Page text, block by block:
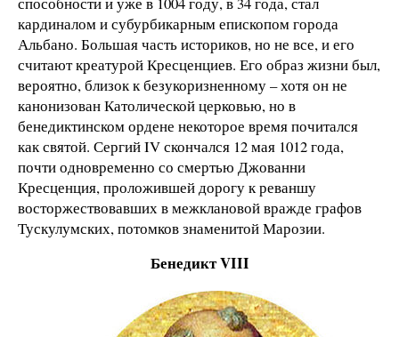
кардиналом и субурбикарным епископом города
Альбано. Большая часть историков, но не все, и его
считают креатурой Кресценциев. Его образ жизни был,
вероятно, близок к безукоризненному – хотя он не
канонизован Католической церковью, но в
бенедиктинском ордене некоторое время почитался
как святой. Сергий IV скончался 12 мая 1012 года,
почти одновременно со смертью Джованни
Кресценция, проложившей дорогу к реваншу
восторжествовавших в межклановой вражде графов
Тускулумских, потомков знаменитой Марозии.
Бенедикт VIII